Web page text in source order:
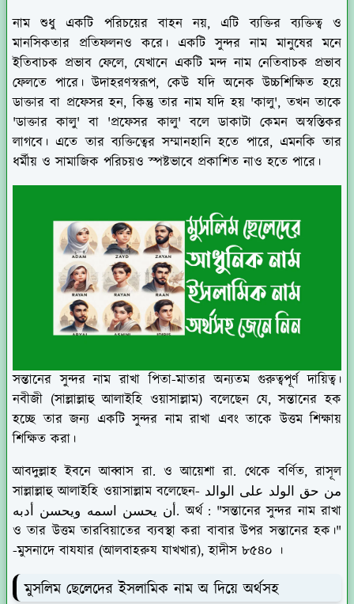
নাম শুধু একটি পরিচয়ের বাহন নয়, এটি ব্যক্তির ব্যক্তিত্ব ও
মানসিকতার প্রতিফলনও করে। একটি সুন্দর নাম মানুষের মনে
ইতিবাচক প্রভাব ফেলে, যেখানে একটি মন্দ নাম নেতিবাচক প্রভাব
ফেলতে পারে। উদাহরণস্বরূপ, কেউ যদি অনেক উচ্চশিক্ষিত হয়ে
ডাক্তার বা প্রফেসর হন, কিন্তু তার নাম যদি হয় 'কালু', তখন তাকে
'ডাক্তার কালু' বা 'প্রফেসর কালু' বলে ডাকাটা কেমন অস্বস্তিকর
লাগবে। এতে তার ব্যক্তিত্বের সম্মানহানি হতে পারে, এমনকি তার
ধর্মীয় ও সামাজিক পরিচয়ও স্পষ্টভাবে প্রকাশিত নাও হতে পারে।
সন্তানের সুন্দর নাম রাখা পিতা-মাতার অন্যতম গুরুত্বপূর্ণ দায়িত্ব।
নবীজী (সাল্লাল্লাহু আলাইহি ওয়াসাল্লাম) বলেছেন যে, সন্তানের হক
হচ্ছে তার জন্য একটি সুন্দর নাম রাখা এবং তাকে উত্তম শিক্ষায়
শিক্ষিত করা।
আবদুল্লাহ ইবনে আব্বাস রা. ও আয়েশা রা. থেকে বর্ণিত, রাসূল
সাল্লাল্লাহু আলাইহি ওয়াসাল্লাম বলেছেন- من حق الولد على الوالد
أن يحسن اسمه ويحسن أدبه. অর্থ : "সন্তানের সুন্দর নাম রাখা
ও তার উত্তম তারবিয়াতের ব্যবস্থা করা বাবার উপর সন্তানের হক।"
-মুসনাদে বাযযার (আলবাহরুয যাখখার), হাদীস ৮৫৪০ ।
মুসলিম ছেলেদের ইসলামিক নাম অ দিয়ে অর্থসহ